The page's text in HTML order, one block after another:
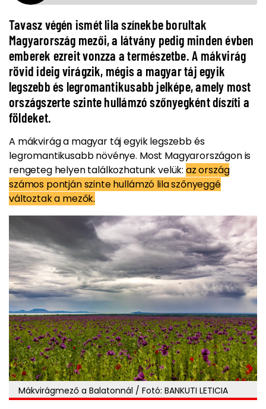
Tavasz végén ismét lila színekbe borultak
Magyarország mezői, a látvány pedig minden évben
emberek ezreit vonzza a természetbe. A mákvirág
rövid ideig virágzik, mégis a magyar táj egyik
legszebb és legromantikusabb jelképe, amely most
országszerte szinte hullámzó szőnyegként díszíti a
földeket.
A mákvirág a magyar táj egyik legszebb és
legromantikusabb növénye. Most Magyarországon is
rengeteg helyen találkozhatunk velük: az ország
számos pontján szinte hullámzó lila szőnyeggé
változtak a mezők.
Mákvirágmező a Balatonnál / Fotó: BANKUTI LETICIA